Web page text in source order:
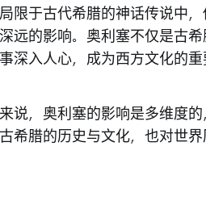
限于古代希腊的神话传说中
远的影响。奥利塞不仅是古
深入人心，成为西方文化的重
说，奥利塞的影响是多维度
希腊的历史与文化，也对世界